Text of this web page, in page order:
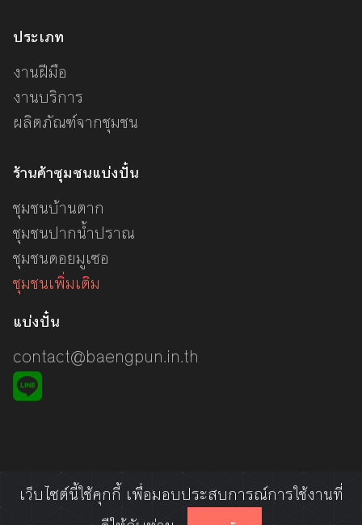
เว็บไซต์นี้ใช้คุกกี้ เพื่อมอบประสบการณ์การใช้งานที่
ประเภท
งานฝีมือ
งานบริการ
ผลิตภัณฑ์จากชุมชน
ร้านค้าชุมชนแบ่งปั๋น
ชุมชนบ้านตาก
ชุมชนปากน้ำปราณ
ชุมชนดอยมูเซอ
ชุมชนเพิ่มเติม
แบ่งปั๋น
contact@baengpun.in.th
© 2020 แบ่งปั๋น